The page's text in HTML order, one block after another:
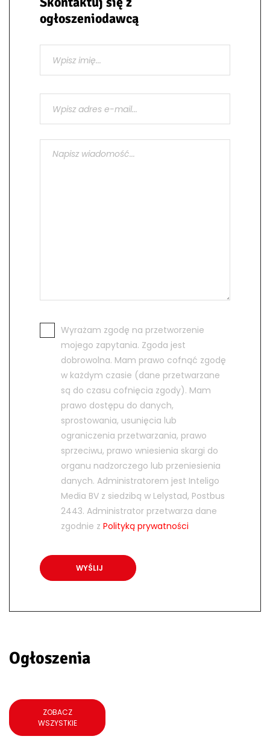
ogłoszeniodawcą
Wyrażam zgodę na przetworzenie
mojego zapytania. Zgoda jest
dobrowolna. Mam prawo cofnąć zgodę
w każdym czasie (dane przetwarzane
są do czasu cofnięcia zgody). Mam
prawo dostępu do danych,
sprostowania, usunięcia lub
ograniczenia przetwarzania, prawo
sprzeciwu, prawo wniesienia skargi do
organu nadzorczego lub przeniesienia
danych. Administratorem jest Inteligo
Media BV z siedzibą w Lelystad, Postbus
2443. Administrator przetwarza dane
zgodnie z Polityką prywatności
Ogłoszenia
ZOBACZ
WSZYSTKIE